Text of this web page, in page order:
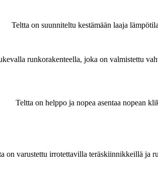
Teltta on suunniteltu kestämään laaja
runkorakenteella, joka on valmistettu
Teltta on helppo ja nopea asentaa nopean
on varustettu irrotettavilla teräskiinnikkeillä ja